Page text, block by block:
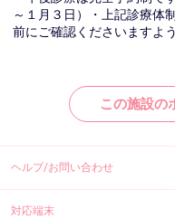
～１月３日）・上記診療体
前にご確認くださいますよ
この施設の
ヘルプ/お問い合わせ
対応端末